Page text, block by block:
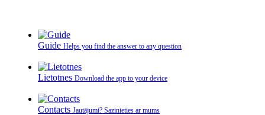
Guide Helps you find the answer to any question
Lietotnes Download the app to your device
Contacts Jautājumi? Sazinieties ar mums